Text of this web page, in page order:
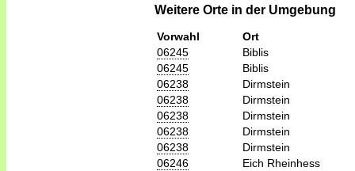
Weitere Orte in der Umgebung
Vorwahl
Ort
06245
Biblis
06245
Biblis
06238
Dirmstein
06238
Dirmstein
06238
Dirmstein
06238
Dirmstein
06238
Dirmstein
06246
Eich Rheinhess